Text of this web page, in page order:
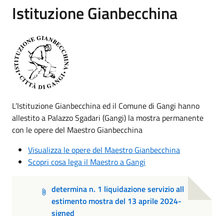
Istituzione Gianbecchina
L’Istituzione Gianbecchina ed il Comune di Gangi hanno
allestito a Palazzo Sgadari (Gangi) la mostra permanente
con le opere del Maestro Gianbecchina
Visualizza le opere del Maestro Gianbecchina
Scopri cosa lega il Maestro a Gangi
determina n. 1 liquidazione servizio all
estimento mostra del 13 aprile 2024-
signed